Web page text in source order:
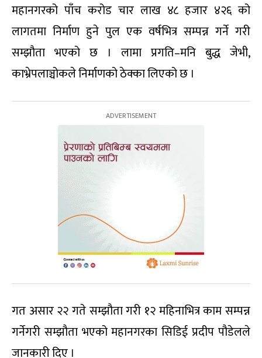
महानगरको पाँच करोड चार लाख ४८ हजार ४२६ को
लागतमा निर्माण हुने पुल एक वर्षभित्र सम्पन्न गर्ने गरी
सम्झौता भएको छ । लामा प्रगति–मनि बुद्ध जेभी,
काभ्रेपलाञ्चोकले निर्माणको ठेक्का लिएको छ ।
गत असार २२ गते सम्झौता गरी १२ महिनाभित्र काम सम्पन्न
गर्नेगरी सम्झौता भएको महानगरका सिडिई प्रदीप पौडेलले
जानकारी दिए ।